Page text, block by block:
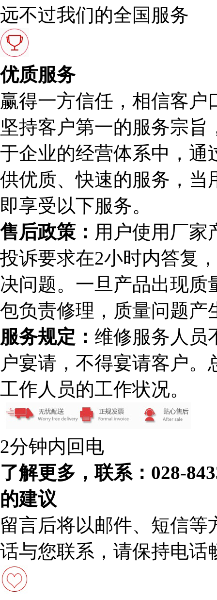
远不过我们的全国服务
优质服务
赢得一方信任，相信客户
坚持客户第一的服务宗旨
于企业的经营体系中，通
供优质、快速的服务，当
即享受以下服务。
售后政策： 用户使用厂家
投诉要求在2小时内答复
决问题。一旦产品出现
包负责修理，质量问题产
服务规定： 维修服务人员
户宴请，不得宴请客户
工作人员的工作状况。
2分钟内回电
了解更多，联系：028-
的建议
留言后将以邮件、短信
话与您联系，请保持电话